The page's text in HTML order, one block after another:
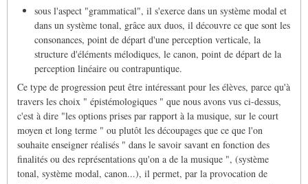
sous l'aspect "grammatical", il s'exerce dans un système modal et
dans un système tonal, grâce aux duos, il découvre ce que sont les
consonances, point de départ d'une perception verticale, la
structure d'éléments mélodiques, le canon, point de départ de la
perception linéaire ou contrapuntique.
Ce type de progression peut être intéressant pour les élèves, parce qu'à
travers les choix " épistémologiques " que nous avons vus ci-dessus,
c'est à dire "les options prises par rapport à la musique, sur le court
moyen et long terme " ou plutôt les découpages que ce que l'on
souhaite enseigner réalisés " dans le savoir savant en fonction des
finalités ou des représentations qu'on a de la musique ", (système
tonal, système modal, canon...), il permet, par la provocation de